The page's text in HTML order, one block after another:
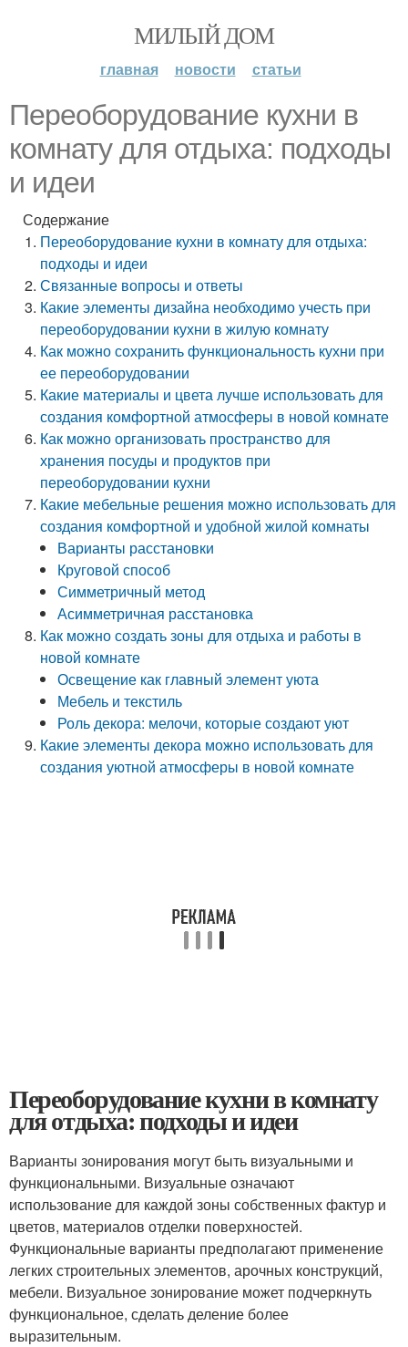
МИЛЫЙ ДОМ
главная новости статьи
Переоборудование кухни в
комнату для отдыха: подходы
и идеи
Содержание
Переоборудование кухни в комнату для отдыха:
подходы и идеи
Связанные вопросы и ответы
Какие элементы дизайна необходимо учесть при
переоборудовании кухни в жилую комнату
Как можно сохранить функциональность кухни при
ее переоборудовании
Какие материалы и цвета лучше использовать для
создания комфортной атмосферы в новой комнате
Как можно организовать пространство для
хранения посуды и продуктов при
переоборудовании кухни
Какие мебельные решения можно использовать для
создания комфортной и удобной жилой комнаты
Варианты расстановки
Круговой способ
Симметричный метод
Асимметричная расстановка
Как можно создать зоны для отдыха и работы в
новой комнате
Освещение как главный элемент уюта
Мебель и текстиль
Роль декора: мелочи, которые создают уют
Какие элементы декора можно использовать для
создания уютной атмосферы в новой комнате
Переоборудование кухни в комнату
для отдыха: подходы и идеи
Варианты зонирования могут быть визуальными и
функциональными. Визуальные означают
использование для каждой зоны собственных фактур и
цветов, материалов отделки поверхностей.
Функциональные варианты предполагают применение
легких строительных элементов, арочных конструкций,
мебели. Визуальное зонирование может подчеркнуть
функциональное, сделать деление более
выразительным.